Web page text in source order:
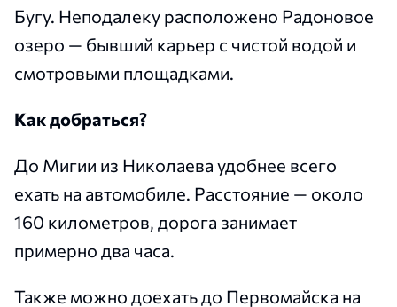
Бугу. Неподалеку расположено Радоновое
озеро — бывший карьер с чистой водой и
смотровыми площадками.
Как добраться?
До Мигии из Николаева удобнее всего
ехать на автомобиле. Расстояние — около
160 километров, дорога занимает
примерно два часа.
Также можно доехать до Первомайска на